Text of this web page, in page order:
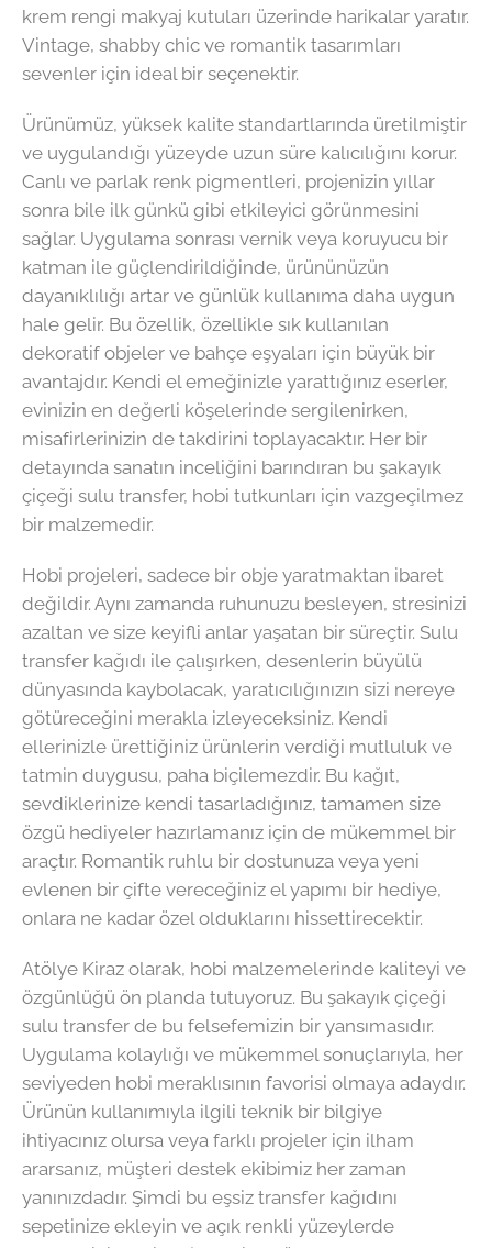
krem rengi makyaj kutuları üzerinde harikalar yaratır.
Vintage, shabby chic ve romantik tasarımları
sevenler için ideal bir seçenektir.
Ürünümüz, yüksek kalite standartlarında üretilmiştir
ve uygulandığı yüzeyde uzun süre kalıcılığını korur.
Canlı ve parlak renk pigmentleri, projenizin yıllar
sonra bile ilk günkü gibi etkileyici görünmesini
sağlar. Uygulama sonrası vernik veya koruyucu bir
katman ile güçlendirildiğinde, ürününüzün
dayanıklılığı artar ve günlük kullanıma daha uygun
hale gelir. Bu özellik, özellikle sık kullanılan
dekoratif objeler ve bahçe eşyaları için büyük bir
avantajdır. Kendi el emeğinizle yarattığınız eserler,
evinizin en değerli köşelerinde sergilenirken,
misafirlerinizin de takdirini toplayacaktır. Her bir
detayında sanatın inceliğini barındıran bu şakayık
çiçeği sulu transfer, hobi tutkunları için vazgeçilmez
bir malzemedir.
Hobi projeleri, sadece bir obje yaratmaktan ibaret
değildir. Aynı zamanda ruhunuzu besleyen, stresinizi
azaltan ve size keyifli anlar yaşatan bir süreçtir. Sulu
transfer kağıdı ile çalışırken, desenlerin büyülü
dünyasında kaybolacak, yaratıcılığınızın sizi nereye
götüreceğini merakla izleyeceksiniz. Kendi
ellerinizle ürettiğiniz ürünlerin verdiği mutluluk ve
tatmin duygusu, paha biçilemezdir. Bu kağıt,
sevdiklerinize kendi tasarladığınız, tamamen size
özgü hediyeler hazırlamanız için de mükemmel bir
araçtır. Romantik ruhlu bir dostunuza veya yeni
evlenen bir çifte vereceğiniz el yapımı bir hediye,
onlara ne kadar özel olduklarını hissettirecektir.
Atölye Kiraz olarak, hobi malzemelerinde kaliteyi ve
özgünlüğü ön planda tutuyoruz. Bu şakayık çiçeği
sulu transfer de bu felsefemizin bir yansımasıdır.
Uygulama kolaylığı ve mükemmel sonuçlarıyla, her
seviyeden hobi meraklısının favorisi olmaya adaydır.
Ürünün kullanımıyla ilgili teknik bir bilgiye
ihtiyacınız olursa veya farklı projeler için ilham
ararsanız, müşteri destek ekibimiz her zaman
yanınızdadır. Şimdi bu eşsiz transfer kağıdını
sepetinize ekleyin ve açık renkli yüzeylerde